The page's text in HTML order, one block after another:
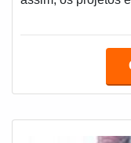
projetos especiais
Diligenciamento